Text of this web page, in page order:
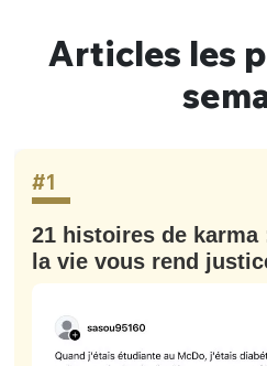
Articles les
#1
21 histoires de karma
la vie vous rend